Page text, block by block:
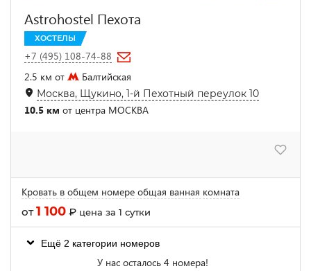
Astrohostel Пехота
ХОСТЕЛЫ
+7 (495) 108-74-88
2.5 км от
Балтийская
Москва, Щукино, 1-й Пехотный переулок 10
10.5 км от центра МОСКВА
Кровать в общем номере общая ванная комната
от1 100 ₽ цена за 1 сутки
Ещё 2 категории номеров
У нас осталось 4 номера!